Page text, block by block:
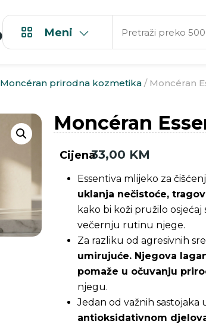
Meni
Moncéran prirodna kozmetika / Moncéran
Moncéran
Cijena33,00 KM
Essentiva mlijeko za
uklanja nečistoće,
kako bi koži pružilo
večernju rutinu njege.
Za razliku od agresivnih
umirujuće. Njegova
pomaže u očuvanju
njegu.
Jedan od važnih sastojaka
antioksidativnom